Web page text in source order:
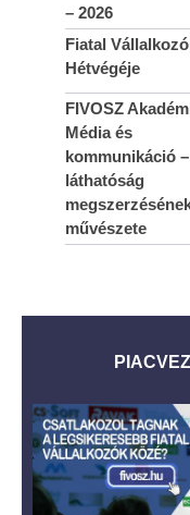
– 2026
Fiatal
Hétvégéje
FIVOSZ
Média és
kommunikáció
láthatóság
művészete